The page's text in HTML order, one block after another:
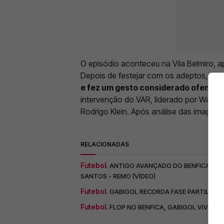
O episódio aconteceu na Vila Belmiro,
Depois de festejar com os adeptos,o
e fez um gesto considerado
intervenção do VAR, liderado por
Rodrigo Klein. Após análise das
RELACIONADAS
Futebol. ANTIGO AVANÇADO DO BENFICA
SANTOS - REMO (VÍDEO)
Futebol. GABIGOL RECORDA FASE
Futebol. FLOP NO BENFICA, GABIGOL VIVE